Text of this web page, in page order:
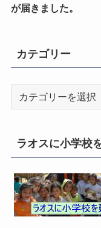
が届きました。
カテゴリー
リ
ラオスに小学校